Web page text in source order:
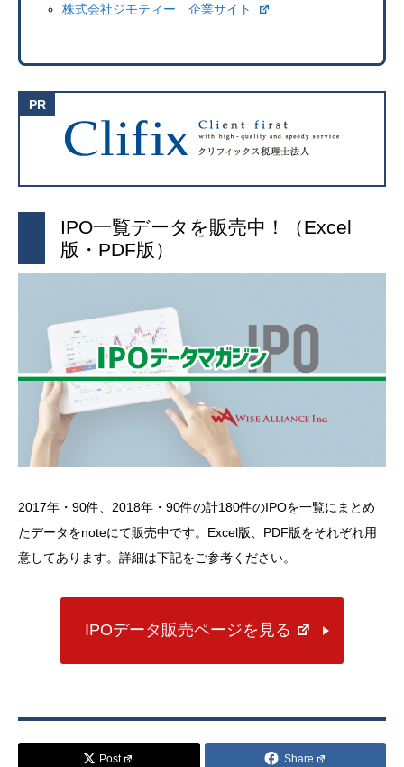
株式会社ジモティー 企業サイト
IPO一覧データを販売中！（Excel
版・PDF版）
2017年・90件、2018年・90件の計180件のIPOを一覧にまとめ
たデータをnoteにて販売中です。Excel版、PDF版をそれぞれ用
意してあります。詳細は下記をご参考ください。
IPOデータ販売ページを見る
Post Share